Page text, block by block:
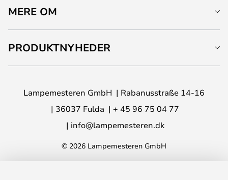
MERE OM
PRODUKTNYHEDER
Lampemesteren GmbH
Rabanusstraße 14-16
36037 Fulda
+ 45 96 75 04 77
info@lampemesteren.dk
© 2026 Lampemesteren GmbH